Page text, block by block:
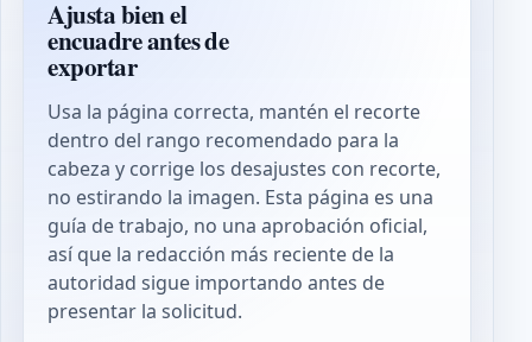
Ajusta bien el
encuadre antes de
exportar
Usa la página correcta, mantén el recorte
dentro del rango recomendado para la
cabeza y corrige los desajustes con recorte,
no estirando la imagen. Esta página es una
guía de trabajo, no una aprobación oficial,
así que la redacción más reciente de la
autoridad sigue importando antes de
presentar la solicitud.